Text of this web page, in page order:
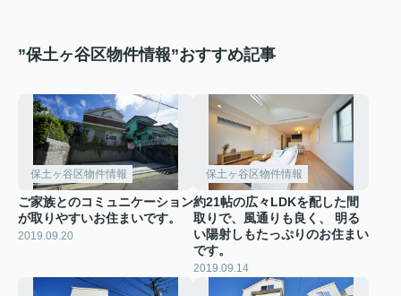
”保土ヶ谷区物件情報”おすすめ記事
保土ヶ谷区物件情報
ご家族とのコミュニケーション
が取りやすいお住まいです。
2019.09.20
保土ヶ谷区物件情報
約21帖の広々LDKを配した間
取りで、風通りも良く、 明る
い陽射しもたっぷりのお住まい
です。
2019.09.14